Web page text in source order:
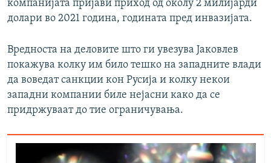
компанијата пријави приход од околу 2 милијарди
долари во 2021 година, годината пред инвазијата.
Вредноста на деловите што ги увезува Јаковлев
покажува колку им било тешко на западните влади
да воведат санкции кон Русија и колку некои
западни компании биле нејасни како да се
придржуваат до тие ограничувања.